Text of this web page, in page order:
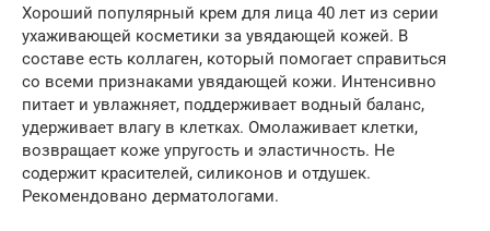
Хороший популярный крем для лица 40 лет из серии
ухаживающей косметики за увядающей кожей. В
составе есть коллаген, который помогает справиться
со всеми признаками увядающей кожи. Интенсивно
питает и увлажняет, поддерживает водный баланс,
удерживает влагу в клетках. Омолаживает клетки,
возвращает коже упругость и эластичность. Не
содержит красителей, силиконов и отдушек.
Рекомендовано дерматологами.